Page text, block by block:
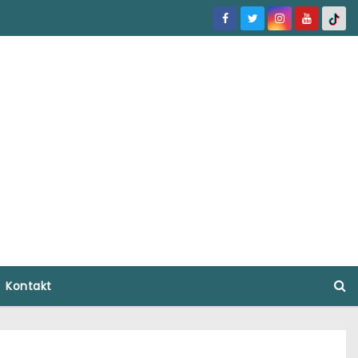
Kontakt